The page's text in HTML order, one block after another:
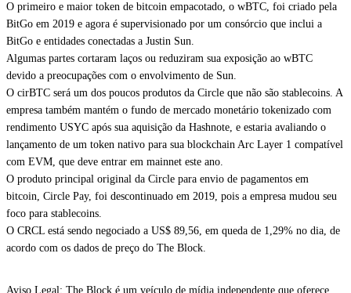
O primeiro e maior token de bitcoin empacotado, o wBTC, foi criado pela
BitGo em 2019 e agora é supervisionado por um consórcio que inclui a
BitGo e entidades conectadas a Justin Sun.
Algumas partes cortaram laços ou reduziram sua exposição ao wBTC
devido a preocupações com o envolvimento de Sun.
O cirBTC será um dos poucos produtos da Circle que não são stablecoins. A
empresa também mantém o fundo de mercado monetário tokenizado com
rendimento USYC após sua aquisição da Hashnote, e estaria avaliando o
lançamento de um token nativo para sua blockchain Arc Layer 1 compatível
com EVM, que deve entrar em mainnet este ano.
O produto principal original da Circle para envio de pagamentos em
bitcoin, Circle Pay, foi descontinuado em 2019, pois a empresa mudou seu
foco para stablecoins.
O CRCL está sendo negociado a US$ 89,56, em queda de 1,29% no dia, de
acordo com os dados de preço do The Block.
Aviso Legal: The Block é um veículo de mídia independente que oferece